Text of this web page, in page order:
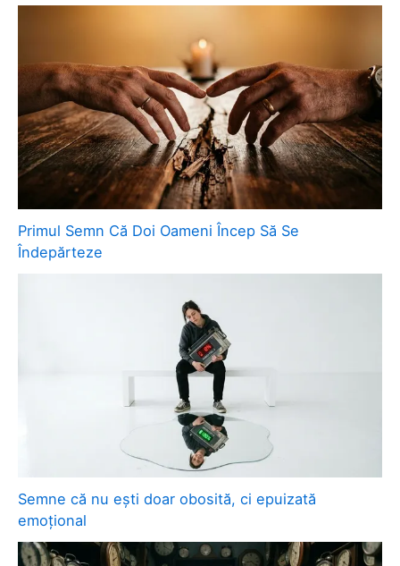
Primul Semn Că Doi Oameni Încep Să Se
Îndepărteze
Semne că nu ești doar obosită, ci epuizată
emoțional